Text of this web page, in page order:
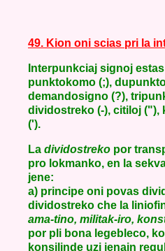
49. Kion oni scias pri la
Interpunkciaj signoj
punktokomo (;),
demandosigno (?),
dividostreko (-), citiloj ("),
(').
La dividostreko por
pro lokmanko, en la
jene:
a) principe oni povas
dividostreko che la
ama-tino, militak-iro,
por pli bona legebleco,
konsilinde uzi jenajn